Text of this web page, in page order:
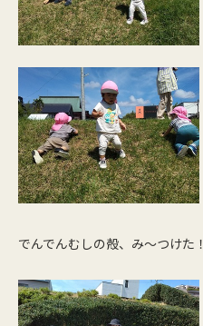
でんでんむしの殻、み～つけた！